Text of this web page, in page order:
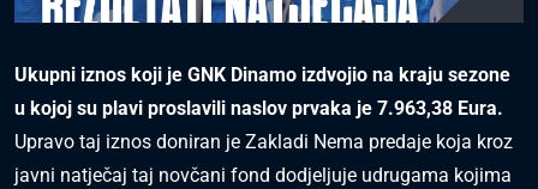
Ukupni iznos koji je GNK Dinamo izdvojio na kraju sezone
u kojoj su plavi proslavili naslov prvaka je 7.963,38 Eura.
Upravo taj iznos doniran je Zakladi Nema predaje koja kroz
javni natječaj taj novčani fond dodjeljuje udrugama kojima